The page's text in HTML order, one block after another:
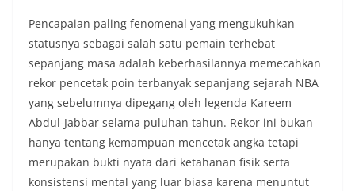
Pencapaian paling fenomenal yang mengukuhkan
statusnya sebagai salah satu pemain terhebat
sepanjang masa adalah keberhasilannya memecahkan
rekor pencetak poin terbanyak sepanjang sejarah NBA
yang sebelumnya dipegang oleh legenda Kareem
Abdul-Jabbar selama puluhan tahun. Rekor ini bukan
hanya tentang kemampuan mencetak angka tetapi
merupakan bukti nyata dari ketahanan fisik serta
konsistensi mental yang luar biasa karena menuntut